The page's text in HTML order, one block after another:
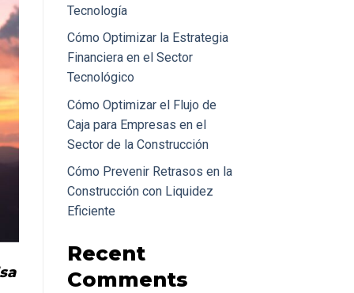
Tecnología
Cómo Optimizar la Estrategia
Financiera en el Sector
Tecnológico
Cómo Optimizar el Flujo de
Caja para Empresas en el
Sector de la Construcción
Cómo Prevenir Retrasos en la
Construcción con Liquidez
Eficiente
Recent
Comments